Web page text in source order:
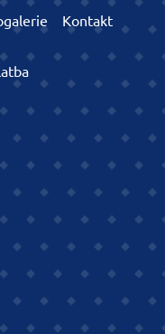
Kontakt